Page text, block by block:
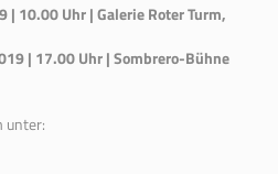
| 10.00 Uhr | Galerie Roter Turm,
| 17.00 Uhr | Sombrero-Bühne
unter: